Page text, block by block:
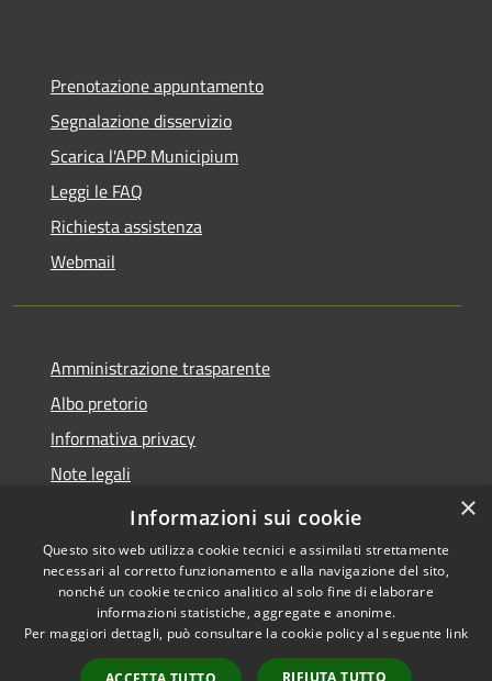
Prenotazione appuntamento
Segnalazione disservizio
Scarica l'APP Municipium
Leggi le FAQ
Richiesta assistenza
Webmail
Amministrazione trasparente
Albo pretorio
Informativa privacy
Note legali
Dichiarazione di accessibilità
Accessibilità
Copyright © 2026 • Comune di
Bollate • Powered by
Municipium• Accesso
×
Informazioni sui cookie
Questo sito web utilizza cookie tecnici e assimilati strettamente
necessari al corretto funzionamento e alla navigazione del sito,
nonché un cookie tecnico analitico al solo fine di elaborare
informazioni statistiche, aggregate e anonime.
Per maggiori dettagli, può consultare la cookie policy al seguente link
RIFIUTA TUTTO